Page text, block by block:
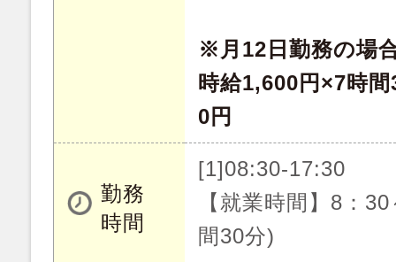
※月12日勤務の場
時給1,600円×7時
0円
勤務
時間
[1]08:30-17:30
【就業時間】8：
間30分)